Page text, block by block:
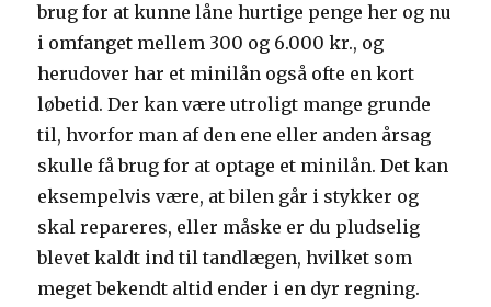
brug for at kunne låne hurtige penge her og nu
i omfanget mellem 300 og 6.000 kr., og
herudover har et minilån også ofte en kort
løbetid. Der kan være utroligt mange grunde
til, hvorfor man af den ene eller anden årsag
skulle få brug for at optage et minilån. Det kan
eksempelvis være, at bilen går i stykker og
skal repareres, eller måske er du pludselig
blevet kaldt ind til tandlægen, hvilket som
meget bekendt altid ender i en dyr regning.